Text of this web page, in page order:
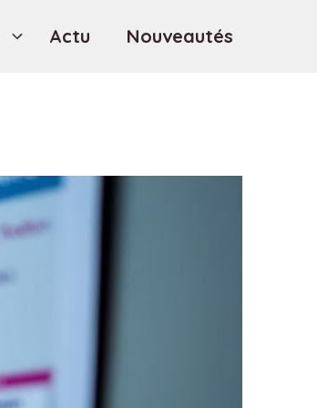
Actu Nouveautés